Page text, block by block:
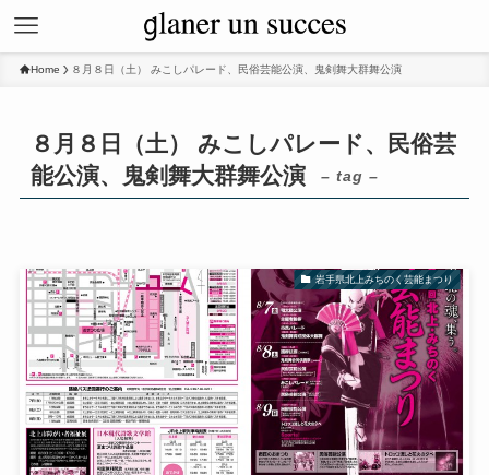
Home ８月８日（土） みこしパレード、民俗芸能公演、鬼剣舞大群舞公演
８月８日（土） みこしパレード、民俗芸
能公演、鬼剣舞大群舞公演
– tag –
岩手県北上みちのく芸能まつり